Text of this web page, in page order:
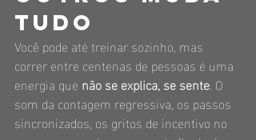
tudo
Você pode até treinar sozinho, mas
correr entre centenas de pessoas é uma
energia que não se explica, se sente. O
som da contagem regressiva, os passos
sincronizados, os gritos de incentivo no